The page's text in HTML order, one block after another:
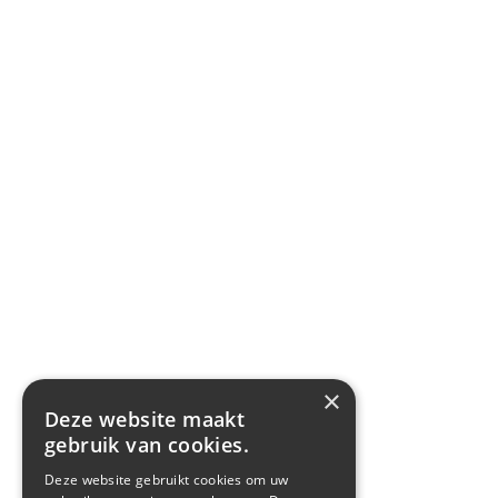
×
Deze website maakt
gebruik van cookies.
Deze website gebruikt cookies om uw